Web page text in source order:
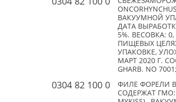
ВАКУУМНОЙ
ДАТА
5%. ВЕСОВКА:
ПИЩЕВЫХ
УПАКОВКЕ,
МАРТ 2020 Г.
GHARB. NO
0304 82 100 0
ФИЛЕ ФОРЕЛИ
СОДЕРЖАТ